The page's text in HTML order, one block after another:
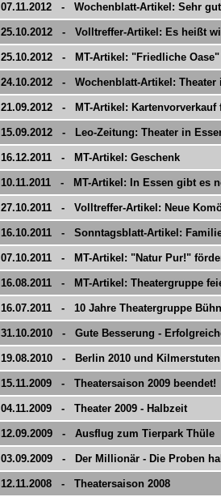
07.11.2012 - Wochenblatt-Artikel: Sehr
25.10.2012 - Volltreffer-Artikel: Es heißt
25.10.2012 - MT-Artikel: "Friedliche
24.10.2012 - Wochenblatt-Artikel: Theater
21.09.2012 - MT-Artikel: Kartenvorverkauf
15.09.2012 - Leo-Zeitung: Theater in
16.12.2011 - MT-Artikel: Geschenk
10.11.2011 - MT-Artikel: In Essen gibt es
27.10.2011 - Volltreffer-Artikel: Neue
16.10.2011 - Sonntagsblatt-Artikel:
07.10.2011 - MT-Artikel: "Natur Pur!"
16.08.2011 - MT-Artikel: Theatergruppe
16.07.2011 - 10 Jahre Theatergruppe
31.10.2010 - Gute Besserung -
19.08.2010 - Berlin 2010 und
15.11.2009 - Theatersaison 2009 beendet!
04.11.2009 - Theater 2009 - Halbzeit
12.09.2009 - Ausflug zum Tierpark Thüle
03.09.2009 - Der Millionär - Die Proben
12.11.2008 - Theatersaison 2008